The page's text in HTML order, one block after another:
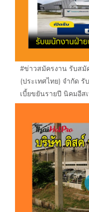
#ข่าวสมัครงาน รับส
(ประเทศไทย) จำกัด
เบี้ยขยันรายปี นิคมอีส